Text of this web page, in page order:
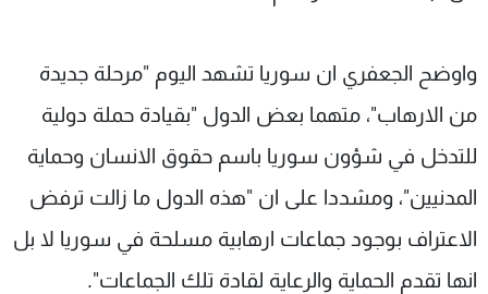
واوضح الجعفري ان سوريا تشهد اليوم "مرحلة جديدة
من الارهاب"، متهما بعض الدول "بقيادة حملة دولية
للتدخل في شؤون سوريا باسم حقوق الانسان وحماية
المدنيين"، ومشددا على ان "هذه الدول ما زالت ترفض
الاعتراف بوجود جماعات ارهابية مسلحة في سوريا لا بل
انها تقدم الحماية والرعاية لقادة تلك الجماعات".